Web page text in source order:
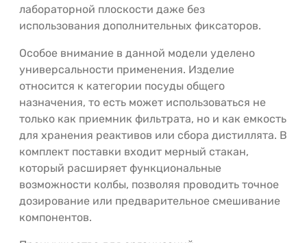
лабораторной плоскости даже без
использования дополнительных фиксаторов.
Особое внимание в данной модели уделено
универсальности применения. Изделие
относится к категории посуды общего
назначения, то есть может использоваться не
только как приемник фильтрата, но и как емкость
для хранения реактивов или сбора дистиллята. В
комплект поставки входит мерный стакан,
который расширяет функциональные
возможности колбы, позволяя проводить точное
дозирование или предварительное смешивание
компонентов.